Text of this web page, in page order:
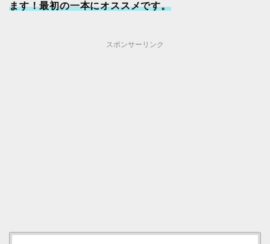
ます！最初の一本にオススメです。
スポンサーリンク